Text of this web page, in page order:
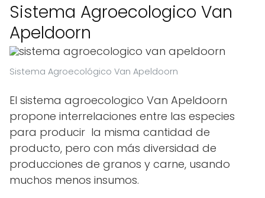
Sistema Agroecologico Van
Apeldoorn
Sistema Agroecológico Van Apeldoorn
El sistema agroecologico Van Apeldoorn
propone interrelaciones entre las especies
para producir la misma cantidad de
producto, pero con más diversidad de
producciones de granos y carne, usando
muchos menos insumos.